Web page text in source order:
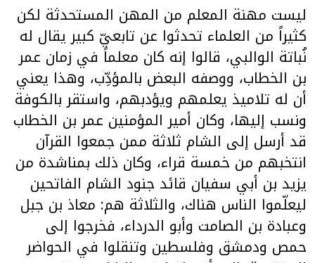
ليست مهنة المعلم من المهن المستحدثة لكن
كثيراً من العلماء تحدثوا عن تابعيّ كبير يقال له
نُباتة الوالبي، قالوا إنه كان معلماً في زمان عمر
بن الخطاب، ووصفه البعض بالمؤدِّب، وهذا يعني
أن له تلاميذ يعلمهم ويؤدبهم، واستقر بالكوفة
ونسب إليها، وكان أمير المؤمنين عمر بن الخطاب
قد أرسل إلى الشام ثلاثة ممن جمعوا القرآن
انتخبهم من خمسة قراء، وكان ذلك بمناشدة من
يزيد بن أبي سفيان قائد جنود الشام الفاتحين
ليعلّموا الناس هناك، والثلاثة هم: معاذ بن جبل
وعبادة بن الصامت وأبو الدرداء، فخرجوا إلى
حمص ودمشق وفلسطين وتنقلوا في الحواضر